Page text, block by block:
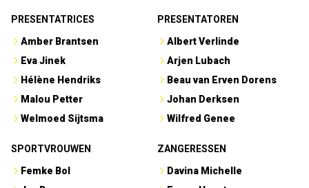
PRESENTATRICES
Amber Brantsen
Eva Jinek
Hélène Hendriks
Malou Petter
Welmoed Sijtsma
PRESENTATOREN
Albert Verlinde
Arjen Lubach
Beau van Erven Dorens
Johan Derksen
Wilfred Genee
SPORTVROUWEN
Femke Bol
ZANGERESSEN
Davina Michelle